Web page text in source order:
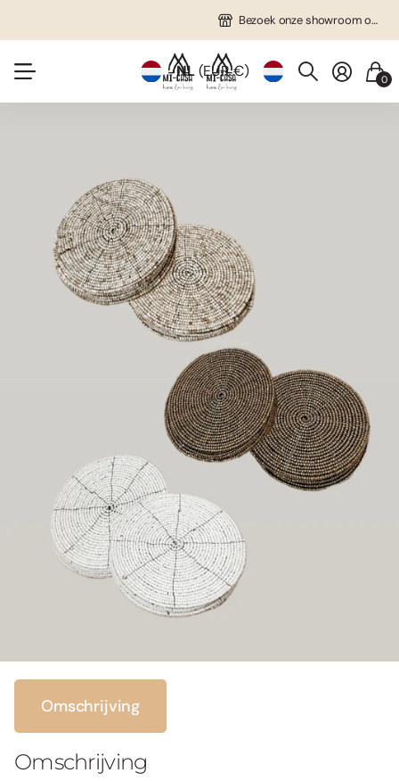
Bezoek onze showroom op afspraak!
NL(EUR €) 0
Omschrijving
Omschrijving